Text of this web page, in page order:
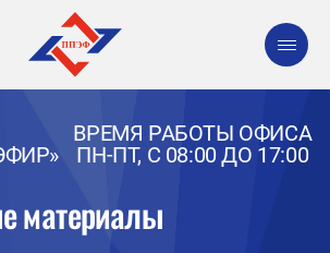
ВРЕМЯ РАБОТЫ ОФИСА
ПН-ПТ, С 08:00 ДО 17:00
материалы